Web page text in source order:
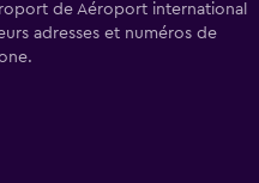
de Aéroport international
adresses et numéros de